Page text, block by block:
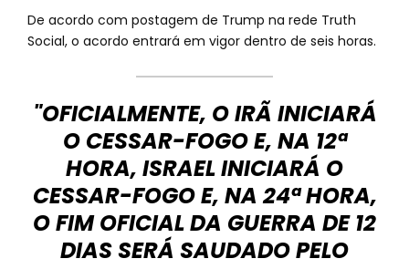
De acordo com postagem de Trump na rede Truth
Social, o acordo entrará em vigor dentro de seis horas.
"OFICIALMENTE, O IRÃ INICIARÁ
O CESSAR-FOGO E, NA 12ª
HORA, ISRAEL INICIARÁ O
CESSAR-FOGO E, NA 24ª HORA,
O FIM OFICIAL DA GUERRA DE 12
DIAS SERÁ SAUDADO PELO